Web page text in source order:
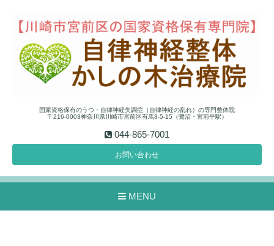
国家資格保有のうつ・自律神経失調症（自律神経の乱れ）の専門整体院
〒216-0003神奈川県川崎市宮前区有馬3-5-15（鷺沼・宮前平駅）
044-865-7001
お問い合わせ
MENU